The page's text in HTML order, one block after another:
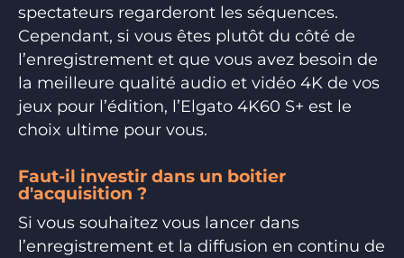
spectateurs regarderont les séquences.
Cependant, si vous êtes plutôt du côté de
l’enregistrement et que vous avez besoin de
la meilleure qualité audio et vidéo 4K de vos
jeux pour l’édition, l’Elgato 4K60 S+ est le
choix ultime pour vous.
Faut-il investir dans un boitier
d'acquisition ?
Si vous souhaitez vous lancer dans
l’enregistrement et la diffusion en continu de